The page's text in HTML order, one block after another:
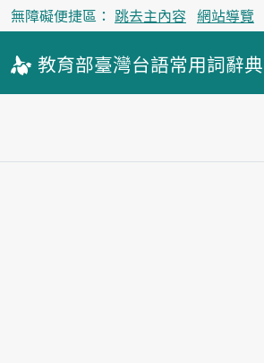
無障礙便捷區： 跳去主內容 網站導覽
教育部臺灣台語常用詞辭典